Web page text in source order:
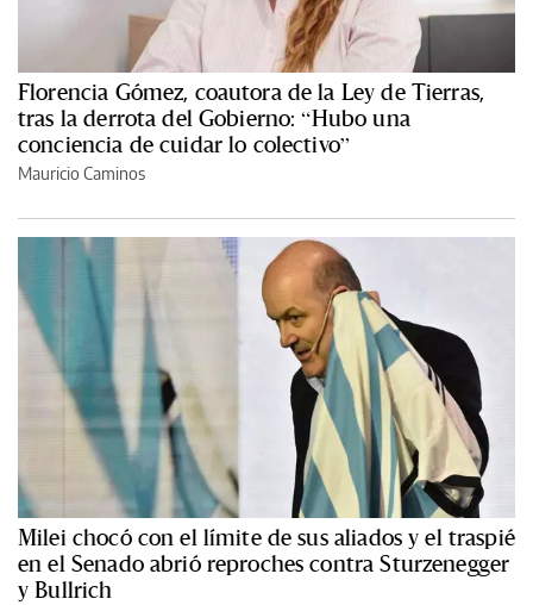
Florencia Gómez, coautora de la Ley de Tierras,
tras la derrota del Gobierno: “Hubo una
conciencia de cuidar lo colectivo”
Mauricio Caminos
Milei chocó con el límite de sus aliados y el traspié
en el Senado abrió reproches contra Sturzenegger
y Bullrich